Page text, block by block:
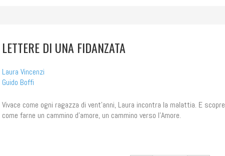
LETTERE DI UNA FIDANZATA
Laura Vincenzi
Guido Boffi
Vivace come ogni ragazza di vent'anni, Laura incontra la malattia. E scopre
come farne un cammino d'amore, un cammino verso l'Amore.